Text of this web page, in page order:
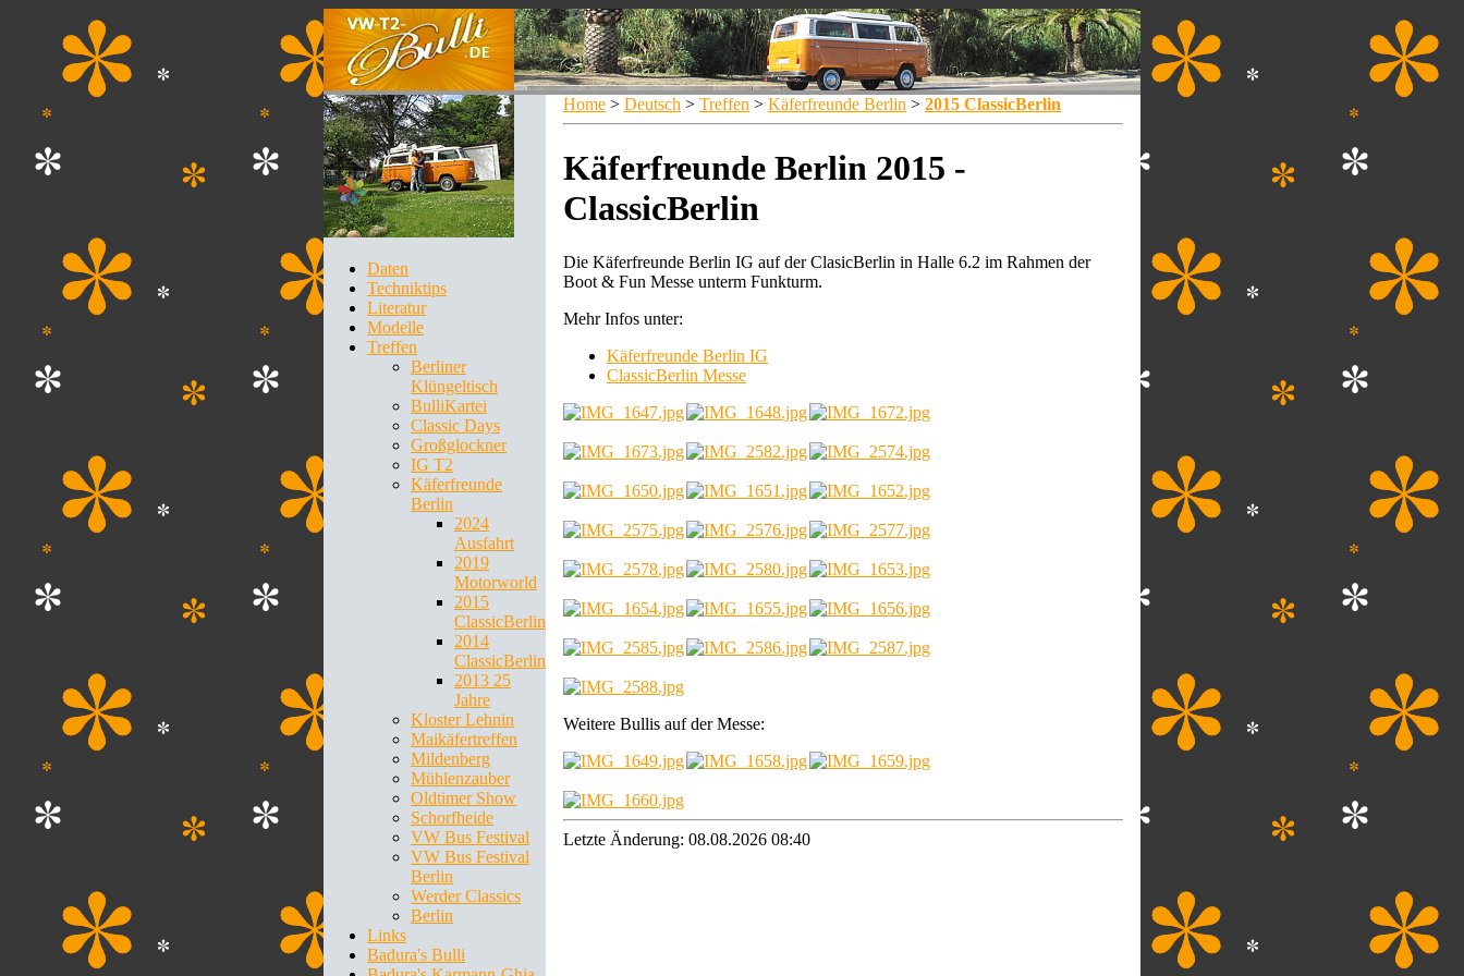
Daten
Techniktips
Literatur
Modelle
Treffen
Berliner
Klüngeltisch
BulliKartei
Classic Days
Großglockner
IG T2
Käferfreunde
Berlin
2024
Ausfahrt
2019
Motorworld
2015
ClassicBerlin
2014
ClassicBerlin
2013 25
Jahre
Kloster Lehnin
Maikäfertreffen
Mildenberg
Mühlenzauber
Oldtimer Show
Schorfheide
VW Bus Festival
VW Bus Festival
Berlin
Werder Classics
Berlin
Links
Badura's Bulli
Home > Deutsch > Treffen > Käferfreunde Berlin > 2015 ClassicBerlin
Käferfreunde Berlin 2015 -
ClassicBerlin
Die Käferfreunde Berlin IG auf der ClasicBerlin in Halle 6.2 im Rahmen der
Boot & Fun Messe unterm Funkturm.
Mehr Infos unter:
Käferfreunde Berlin IG
ClassicBerlin Messe
Weitere Bullis auf der Messe:
Letzte Änderung: 08.08.2026 08:40